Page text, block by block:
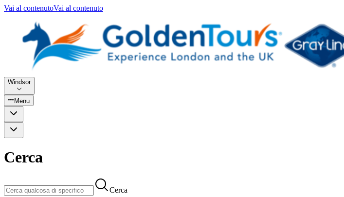
Vai al contenutoVai al contenuto
Windsor
Menu
Cerca
Cerca